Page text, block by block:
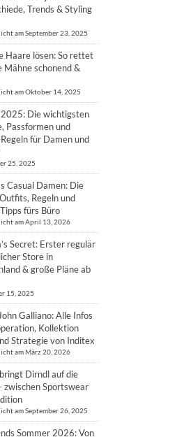
Trends & Styling
am September 23, 2025
Haare lösen: So rettet
Mähne schonend &
am Oktober 14, 2025
Die wichtigsten
Passformen und
für Damen und
25, 2025
Casual Damen: Die
Regeln und
fürs Büro
am April 13, 2026
Secret: Erster regulär
Store in
& große Pläne ab
15, 2025
Galliano: Alle Infos
Kollektion
Strategie von Inditex
am März 20, 2026
Dirndl auf die
zwischen Sportswear
am September 26, 2025
Sommer 2026: Von